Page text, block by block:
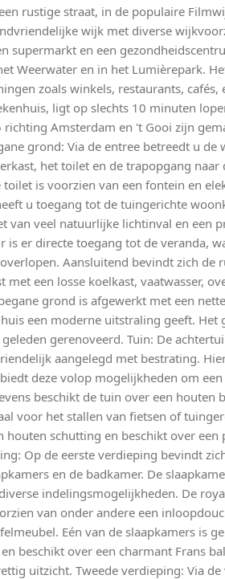
rustige straat, in de populaire
wijk met diverse
supermarkt en een
Weerwater en in het Lumièrepark.
zoals winkels, restaurants, cafés,
ligt op slechts 10 minuten
richting Amsterdam en 't Gooi zijn
grond: Via de entree betreedt u de
het toilet en de trapopgang naar
is voorzien van een fontein en
u toegang tot de tuingerichte
van veel natuurlijke lichtinval en een
is er directe toegang tot de veranda,
Aansluitend bevindt zich de
met een losse koelkast, vaatwasser,
grond is afgewerkt met een
een moderne uitstraling geeft. Het
gerenoveerd. Tuin: De
aangelegd met bestrating.
deze volop mogelijkheden om
beschikt de tuin over een houten
voor het stallen van fietsen of
schutting en beschikt over een
Op de eerste verdieping bevindt
en de badkamer. De
indelingsmogelijkheden. De
van onder andere een
Eén van de slaapkamers is
beschikt over een charmant Frans
uitzicht. Tweede verdieping: Via de